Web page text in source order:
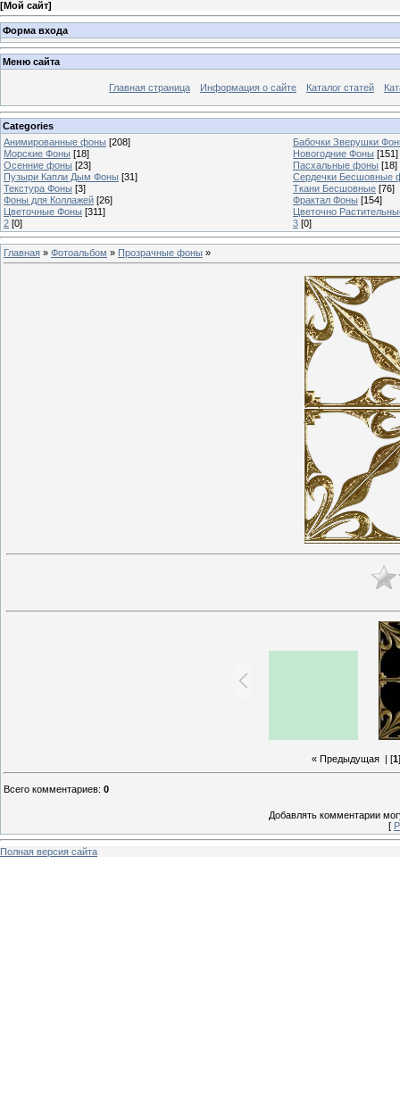
[Мой сайт]
Форма входа
Меню сайта
Главная страница Информация о сайте Каталог статей
Categories
Анимированные фоны [208]
Бабочки Зверушки
Морские Фоны [18] Новогодние Фоны [151]
Осенние фоны [23] Пасхальные фоны [18]
Пузыри Капли Дым Фоны [31]
Сердечки Бесшовные
Текстура Фоны [3] Ткани Бесшовные [76]
Фоны для Коллажей [26] Фрактал Фоны [154]
Цветочные Фоны [311]
Цветочно
2 [0] 3 [0]
Главная » Фотоальбом » Прозрачные фоны »
« Предыдущая| [1
Всего комментариев: 0
Добавлять комментарии
[
Полная версия сайта